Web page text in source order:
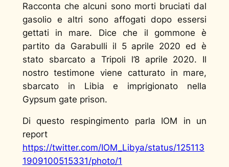
Racconta che alcuni sono morti bruciati dal
gasolio e altri sono affogati dopo essersi
gettati in mare. Dice che il gommone è
partito da Garabulli il 5 aprile 2020 ed è
stato sbarcato a Tripoli l’8 aprile 2020. Il
nostro testimone viene catturato in mare,
sbarcato in Libia e imprigionato nella
Gypsum gate prison.
Di questo respingimento parla IOM in un
report
https://twitter.com/IOM_Libya/status/125113
1909100515331/photo/1